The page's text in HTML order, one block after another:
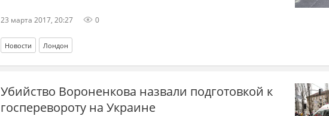
23 марта 2017, 20:27 0
Новости Лондон
Убийство Вороненкова назвали подготовкой к
госперевороту на Украине